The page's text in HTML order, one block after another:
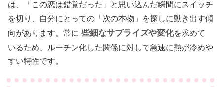
は、「この恋は錯覚だった」と思い込んだ瞬間にスイッチ
を切り、自分にとっての「次の本物」を探しに動き出す傾
向があります。常に 些細なサプライズや変化を求めて
いるため、ルーチン化した関係に対して急速に熱が冷めや
すい特性です。